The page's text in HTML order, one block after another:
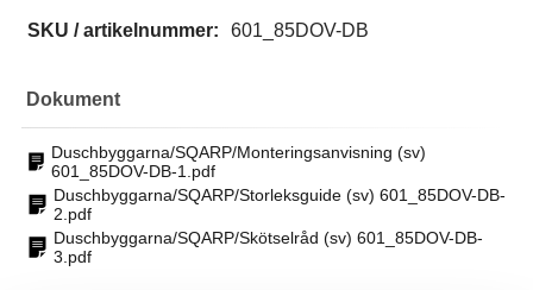
SKU / artikelnummer: 601_85DOV-DB
Dokument
Duschbyggarna/SQARP/Monteringsanvisning (sv)
601_85DOV-DB-1.pdf
Duschbyggarna/SQARP/Storleksguide (sv) 601_85DOV-DB-
2.pdf
Duschbyggarna/SQARP/Skötselråd (sv) 601_85DOV-DB-
3.pdf